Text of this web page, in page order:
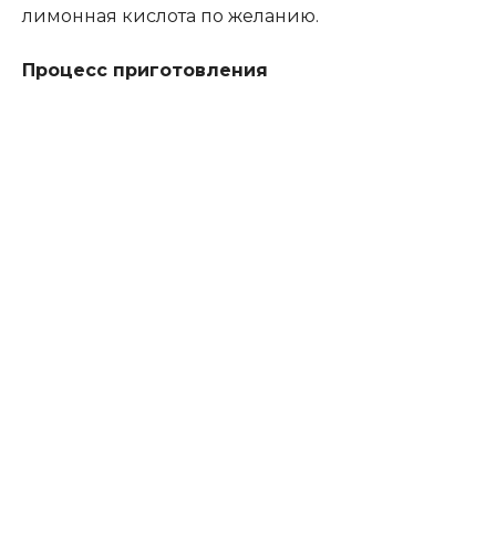
лимонная кислота по желанию.
Процесс приготовления